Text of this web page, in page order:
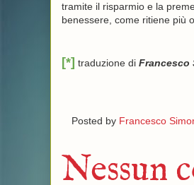
tramite il risparmio e la
benessere, come ritiene più
[*] traduzione di Francesco
Posted by Francesco
Nessun